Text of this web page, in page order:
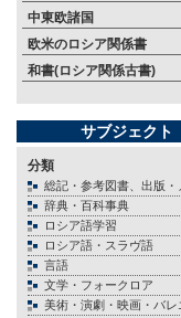
中東欧諸国
欧米のロシア関係書
和書(ロシア関係古書)
サブジェクト
分類
総記・参考図書、出版・
辞典・百科事典
ロシア語学習
ロシア語・スラヴ語
言語
文学・フォークロア
美術・演劇・映画・バレ